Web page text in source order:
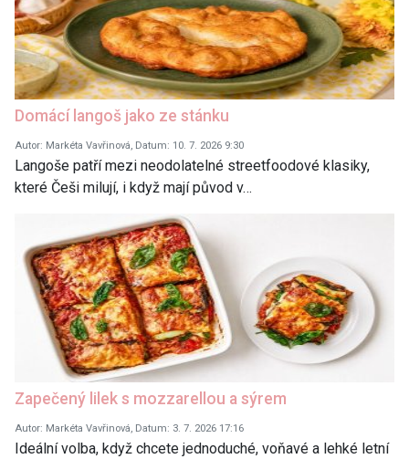
Domácí langoš jako ze stánku
Autor: Markéta Vavřinová, Datum: 10. 7. 2026 9:30
Langoše patří mezi neodolatelné streetfoodové klasiky,
které Češi milují, i když mají původ v…
Zapečený lilek s mozzarellou a sýrem
Autor: Markéta Vavřinová, Datum: 3. 7. 2026 17:16
Ideální volba, když chcete jednoduché, voňavé a lehké letní